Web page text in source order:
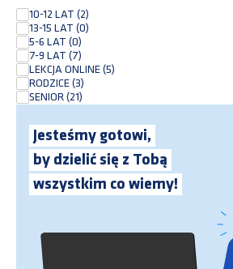
10-12 LAT (2)
13-15 LAT (0)
5-6 LAT (0)
7-9 LAT (7)
LEKCJA ONLINE (5)
RODZICE (3)
SENIOR (21)
Jesteśmy gotowi,
by dzielić się z Tobą
wszystkim co wiemy!